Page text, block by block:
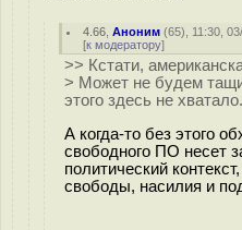
4.66 ,Аноним (65), 11:30,
[к модератору]
>> Кстати,
> Может не будем
этого здесь не хватало.
А когда-то без этого
свободного ПО несет
политический
свободы, насилия и